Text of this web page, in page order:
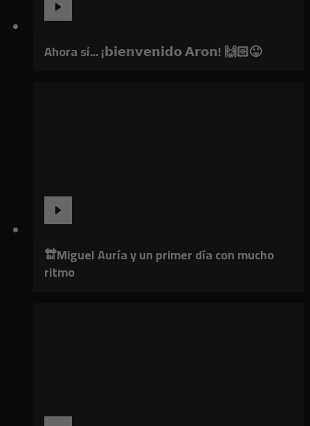
Ahora sí... ¡𝗯𝗶𝗲𝗻𝘃𝗲𝗻𝗶𝗱𝗼 𝗔𝗿𝗼𝗻! 🙌🏻😜
🔛Miguel Auría y un primer día con mucho
ritmo